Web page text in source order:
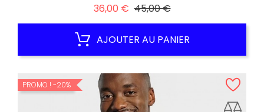
36,00 € Prix
45,00 €Prix
AJOUTER AU PANIER
PROMO ! -20%